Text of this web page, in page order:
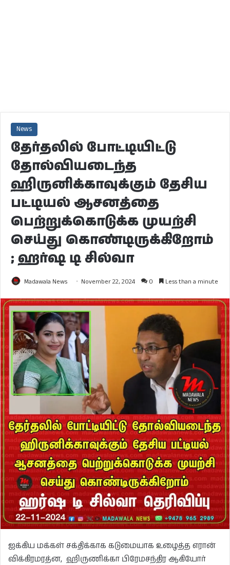
News
தேர்தலில் போட்டியிட்டு
தோல்வியடைந்த
ஹிருனிக்காவுக்கும் தேசிய
பட்டியல் ஆசனத்தை
பெற்றுக்கொடுக்க முயற்சி
செய்து கொண்டிருக்கிறோம்
; ஹர்ஷ டி சில்வா
Madawala News November 22, 2024 0 Less than a minute
ஐக்கிய மக்கள் சக்திக்காக கடுமையாக உழைத்த எரான்
விக்கிரமரத்ன, ஹிருணிக்கா பிரேமசந்திர ஆகியோர்